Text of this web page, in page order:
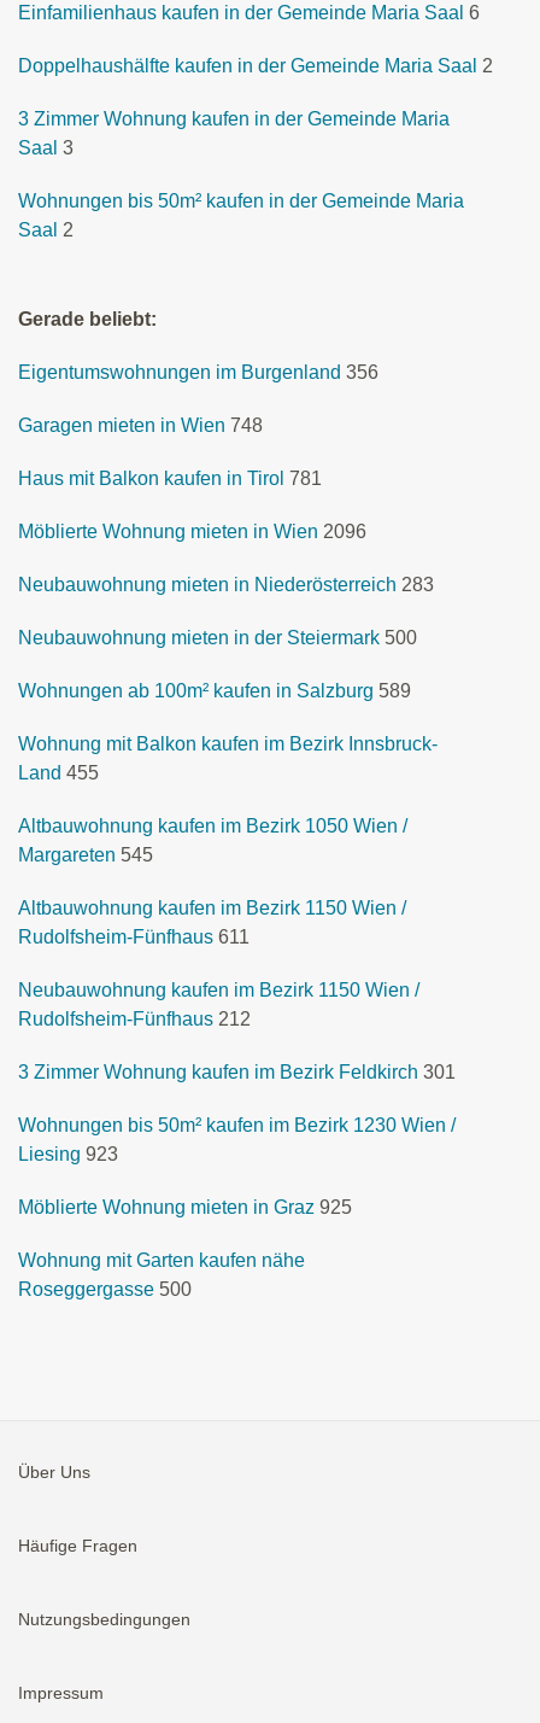
Einfamilienhaus kaufen in der Gemeinde Maria Saal 6
Doppelhaushälfte kaufen in der Gemeinde Maria Saal 2
3 Zimmer Wohnung kaufen in der Gemeinde Maria
Saal 3
Wohnungen bis 50m² kaufen in der Gemeinde Maria
Saal 2
Gerade beliebt:
Eigentumswohnungen im Burgenland 356
Garagen mieten in Wien 748
Haus mit Balkon kaufen in Tirol 781
Möblierte Wohnung mieten in Wien 2096
Neubauwohnung mieten in Niederösterreich 283
Neubauwohnung mieten in der Steiermark 500
Wohnungen ab 100m² kaufen in Salzburg 589
Wohnung mit Balkon kaufen im Bezirk Innsbruck-
Land 455
Altbauwohnung kaufen im Bezirk 1050 Wien /
Margareten 545
Altbauwohnung kaufen im Bezirk 1150 Wien /
Rudolfsheim-Fünfhaus 611
Neubauwohnung kaufen im Bezirk 1150 Wien /
Rudolfsheim-Fünfhaus 212
3 Zimmer Wohnung kaufen im Bezirk Feldkirch 301
Wohnungen bis 50m² kaufen im Bezirk 1230 Wien /
Liesing 923
Möblierte Wohnung mieten in Graz 925
Wohnung mit Garten kaufen nähe
Roseggergasse 500
Über Uns
Häufige Fragen
Nutzungsbedingungen
Impressum